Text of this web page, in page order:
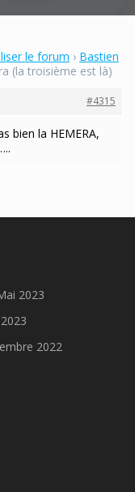
le forum › Bastien
(la troisième est là)
#4315
bien la HEMERA,
2023
2022